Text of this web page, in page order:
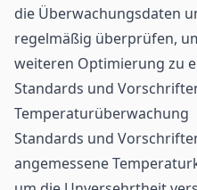
die Überwachungsdaten
regelmäßig überprüfen,
weiteren Optimierung zu
Standards und
Temperaturüberwachung
Standards und
angemessene